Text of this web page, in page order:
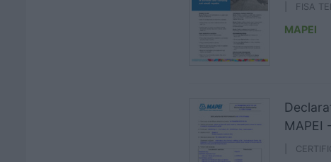
| FISA
MAPEI
MAPEI
|